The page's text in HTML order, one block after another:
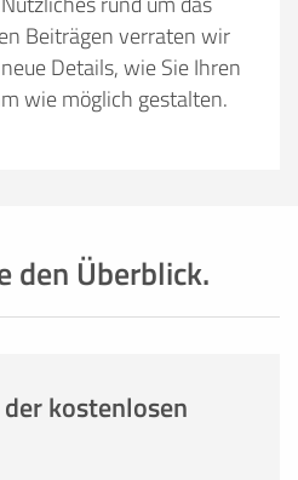
Beiträgen verraten wir
Details, wie Sie Ihren
wie möglich gestalten.
den Überblick.
kostenlosen